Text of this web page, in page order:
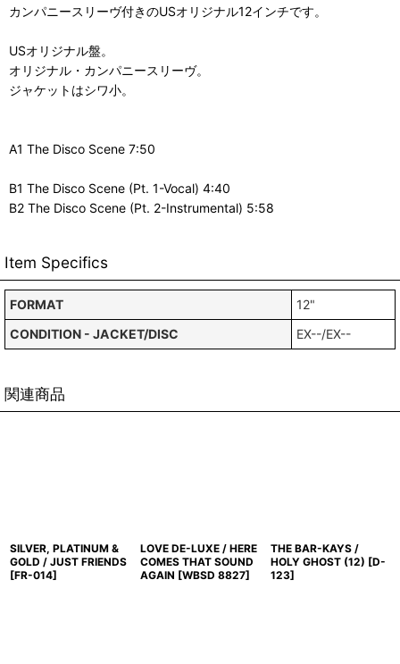
カンパニースリーヴ付きのUSオリジナル12インチです。
USオリジナル盤。
オリジナル・カンパニースリーヴ。
ジャケットはシワ小。
A1 The Disco Scene 7:50
B1 The Disco Scene (Pt. 1-Vocal) 4:40
B2 The Disco Scene (Pt. 2-Instrumental) 5:58
Item Specifics
FORMAT
12"
CONDITION - JACKET/DISC
EX--/EX--
関連商品
SILVER, PLATINUM &
GOLD / JUST FRIENDS
[FR-014]
LOVE DE-LUXE / HERE
COMES THAT SOUND
AGAIN [WBSD 8827]
THE BAR-KAYS /
HOLY GHOST (12) [D-
123]